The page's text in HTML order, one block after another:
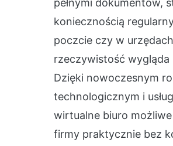
pełnymi dokumentów,
koniecznością
poczcie czy w
rzeczywistość wygląda
Dzięki nowoczesnym
technologicznym i
wirtualne biuro
firmy praktycznie bez